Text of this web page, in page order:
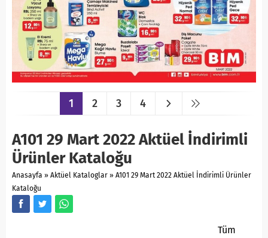
1 2 3 4
A101 29 Mart 2022 Aktüel İndirimli
Ürünler Kataloğu
Anasayfa » Aktüel Kataloglar » A101 29 Mart 2022 Aktüel İndirimli Ürünler
Kataloğu
Tüm